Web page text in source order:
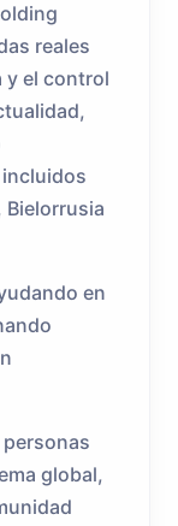
reales
y el control
incluidos
Bielorrusia
en
global,